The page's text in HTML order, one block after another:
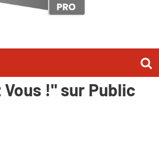
dit dans
!" sur Public